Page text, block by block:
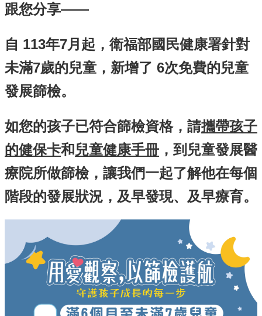
告
息
服
務
專
區
主
題
專
區
English
回
站
跟您分享——
自 113年7月起，衛福部國民健康署針對
未滿7歲的兒童，新增了 6次免費的兒童
發展篩檢。
如您的孩子已符合篩檢資格，請攜帶孩子
的健保卡和兒童健康手冊 ，到兒童發展醫
療院所做篩檢，讓我們一起了解他在每個
階段的發展狀況，及早發現、及早療育。